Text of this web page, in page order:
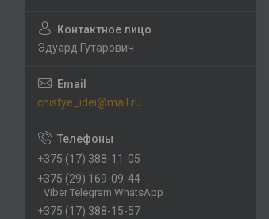
Эдуард Гутарович
chistye_idei@mail.ru
+375 (17) 388-11-05
+375 (29) 169-09-44
Viber Telegram WhatsApp
+375 (17) 388-15-57